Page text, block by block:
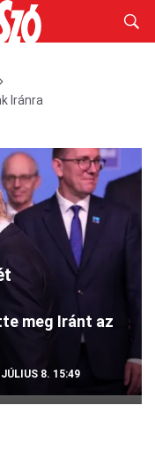
Iránra
meg Iránt az
8. 15:49